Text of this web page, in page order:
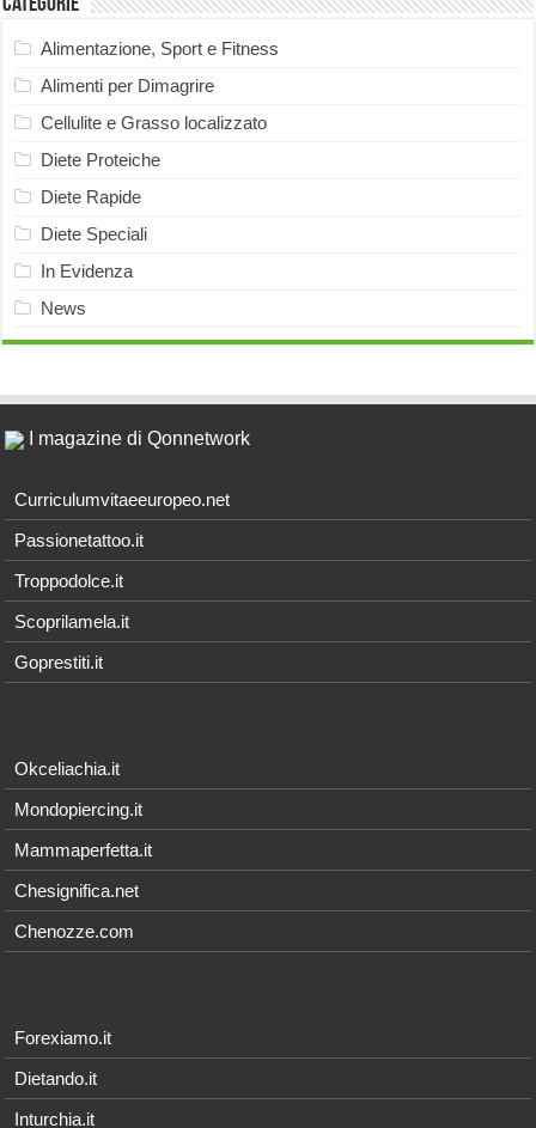
Categorie
Alimentazione, Sport e Fitness
Alimenti per Dimagrire
Cellulite e Grasso localizzato
Diete Proteiche
Diete Rapide
Diete Speciali
In Evidenza
News
I magazine di Qonnetwork
Curriculumvitaeeuropeo.net
Passionetattoo.it
Troppodolce.it
Scoprilamela.it
Goprestiti.it
Okceliachia.it
Mondopiercing.it
Mammaperfetta.it
Chesignifica.net
Chenozze.com
Forexiamo.it
Dietando.it
Inturchia.it